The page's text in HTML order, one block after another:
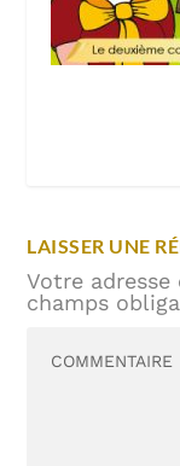
LAISSER UNE
Votre
champs